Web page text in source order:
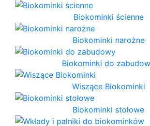
Biokominki ścienne
Biokominki narożne
Biokominki do
Wiszące Biokominki
Biokominki stołowe